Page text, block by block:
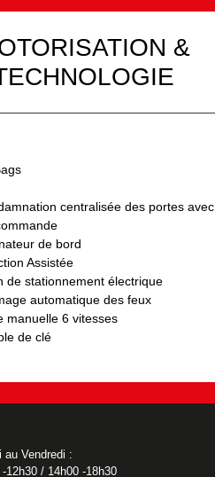
&
centralisée des portes avec
de bord
Assistée
de stationnement électrique
automatique des feux
manuelle 6 vitesses
de clé
au Vendredi :
-12h30 / 14h00 -18h30